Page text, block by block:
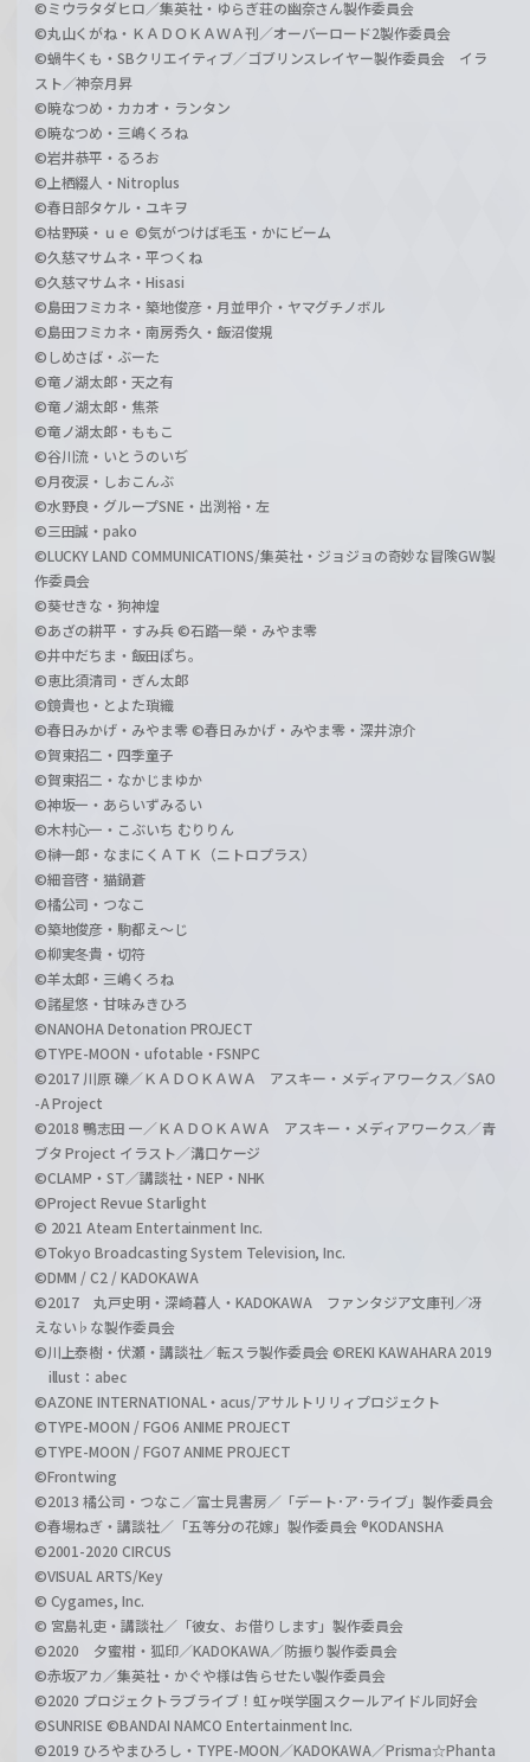
©ミウラタダヒロ／集英社・ゆらぎ荘の幽奈さん製作委員会
©丸山くがね・ＫＡＤＯＫＡＷＡ刊／オーバーロード2製作委員会
©蝸牛くも・SBクリエイティブ／ゴブリンスレイヤー製作委員会 イラ
スト／神奈月昇
©暁なつめ・カカオ・ランタン
©暁なつめ・三嶋くろね
©岩井恭平・るろお
©上栖綴人・Nitroplus
©春日部タケル・ユキヲ
©枯野瑛・ｕｅ ©気がつけば毛玉・かにビーム
©久慈マサムネ・平つくね
©久慈マサムネ・Hisasi
©島田フミカネ・築地俊彦・月並甲介・ヤマグチノボル
©島田フミカネ・南房秀久・飯沼俊規
©しめさば・ぶーた
©竜ノ湖太郎・天之有
©竜ノ湖太郎・焦茶
©竜ノ湖太郎・ももこ
©谷川流・いとうのいぢ
©月夜涙・しおこんぶ
©水野良・グループSNE・出渕裕・左
©三田誠・pako
©LUCKY LAND COMMUNICATIONS/集英社・ジョジョの奇妙な冒険GW製
作委員会
©葵せきな・狗神煌
©あざの耕平・すみ兵 ©石踏一榮・みやま零
©井中だちま・飯田ぽち。
©恵比須清司・ぎん太郎
©鏡貴也・とよた瑣織
©春日みかげ・みやま零 ©春日みかげ・みやま零・深井涼介
©賀東招二・四季童子
©賀東招二・なかじまゆか
©神坂一・あらいずみるい
©木村心一・こぶいち むりりん
©榊一郎・なまにくＡＴＫ（ニトロプラス）
©細音啓・猫鍋蒼
©橘公司・つなこ
©築地俊彦・駒都え～じ
©柳実冬貴・切符
©羊太郎・三嶋くろね
©諸星悠・甘味みきひろ
©NANOHA Detonation PROJECT
©TYPE-MOON・ufotable・FSNPC
©2017 川原 礫／ＫＡＤＯＫＡＷＡ アスキー・メディアワークス／SAO
-A Project
©2018 鴨志田 一／ＫＡＤＯＫＡＷＡ アスキー・メディアワークス／青
ブタ Project イラスト／溝口ケージ
©CLAMP・ST／講談社・NEP・NHK
©Project Revue Starlight
© 2021 Ateam Entertainment Inc.
©Tokyo Broadcasting System Television, Inc.
©DMM / C2 / KADOKAWA
©2017 丸戸史明・深崎暮人・KADOKAWA ファンタジア文庫刊／冴
えない♭な製作委員会
©川上泰樹・伏瀬・講談社／転スラ製作委員会 ©REKI KAWAHARA 2019
illust：abec
©AZONE INTERNATIONAL・acus/アサルトリリィプロジェクト
©TYPE-MOON / FGO6 ANIME PROJECT
©TYPE-MOON / FGO7 ANIME PROJECT
©Frontwing
©2013 橘公司・つなこ／富士見書房／「デート･ア･ライブ」製作委員会
©春場ねぎ・講談社／「五等分の花嫁」製作委員会 ®KODANSHA
©2001-2020 CIRCUS
©VISUAL ARTS/Key
© Cygames, Inc.
© 宮島礼吏・講談社／「彼女、お借りします」製作委員会
©2020 夕蜜柑・狐印／KADOKAWA／防振り製作委員会
©赤坂アカ／集英社・かぐや様は告らせたい製作委員会
©2020 プロジェクトラブライブ！虹ヶ咲学園スクールアイドル同好会
©SUNRISE ©BANDAI NAMCO Entertainment Inc.
©2019 ひろやまひろし・TYPE-MOON／KADOKAWA／Prisma☆Phanta